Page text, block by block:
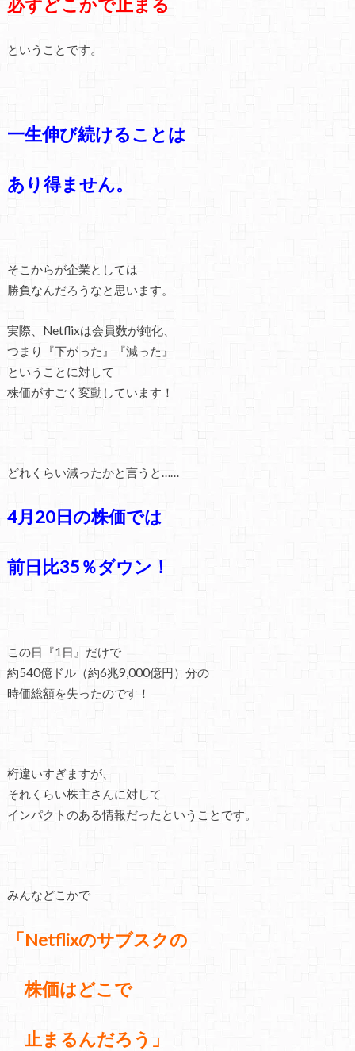
ということです。
一生伸び続けることは
あり得ません。
そこからが企業としては
勝負なんだろうなと思います。
実際、Netflixは会員数が鈍化、
つまり『下がった』『減った』
ということに対して
株価がすごく変動しています！
どれくらい減ったかと言うと……
4月20日の株価では
前日比35％ダウン！
この日『1日』だけで
約540億ドル（約6兆9,000億円）分の
時価総額を失ったのです！
桁違いすぎますが、
それくらい株主さんに対して
インパクトのある情報だったということです。
みんなどこかで
「Netflixのサブスクの
株価はどこで
止まるんだろう」